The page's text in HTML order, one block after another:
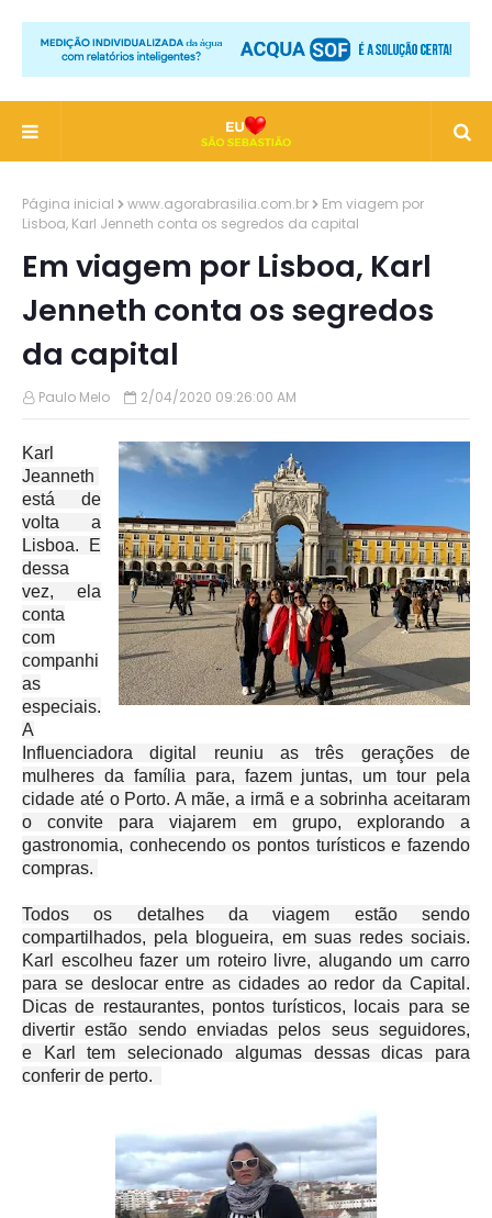
Página inicial www.agorabrasilia.com.br
Em viagem por
Lisboa, Karl Jenneth conta os segredos da capital
Em viagem por Lisboa, Karl
Jenneth conta os segredos
da capital
Paulo Melo 2/04/2020 09:26:00 AM
Karl
Jeanneth
está de
volta a
Lisboa. E
dessa
vez, ela
conta
com
companhi
as
especiais.
A
Influenciadora digital reuniu as três gerações de
mulheres da família para, fazem juntas, um tour pela
cidade até o Porto. A mãe, a irmã e a sobrinha aceitaram
o convite para viajarem em grupo, explorando a
gastronomia, conhecendo os pontos turísticos e fazendo
compras.
Todos os detalhes da viagem estão sendo
compartilhados, pela blogueira, em suas redes sociais.
Karl escolheu fazer um roteiro livre, alugando um carro
para se deslocar entre as cidades ao redor da Capital.
Dicas de restaurantes, pontos turísticos, locais para se
divertir estão sendo enviadas pelos seus seguidores,
e Karl tem selecionado algumas dessas dicas para
conferir de perto.